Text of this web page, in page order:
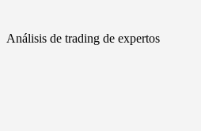
Análisis de trading de expertos